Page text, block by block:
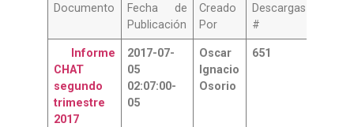
Documento
Fecha de
Publicación
Creado
Por
Descargas
#
Informe
CHAT
segundo
trimestre
2017
2017-07-
05
02:07:00-
05
Oscar
Ignacio
Osorio
651